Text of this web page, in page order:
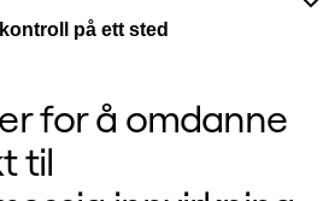
og wireframes
& Delivery
på ett sted
for å omdanne
til